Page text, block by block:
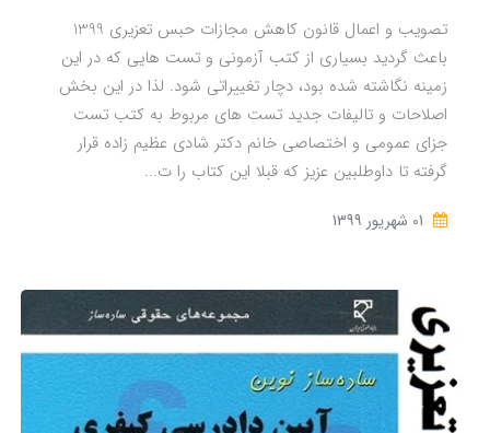
تصویب و اعمال قانون کاهش مجازات حبس تعزیری 1399
باعث گردید بسیاری از کتب آزمونی و تست هایی که در این
زمینه نگاشته شده بود، دچار تغییراتی شود. لذا در این بخش
اصلاحات و تالیفات جدید تست های مربوط به کتب تست
جزای عمومی و اختصاصی خانم دکتر شادی عظیم زاده قرار
گرفته تا داوطلبین عزیز که قبلا این کتاب را ت...